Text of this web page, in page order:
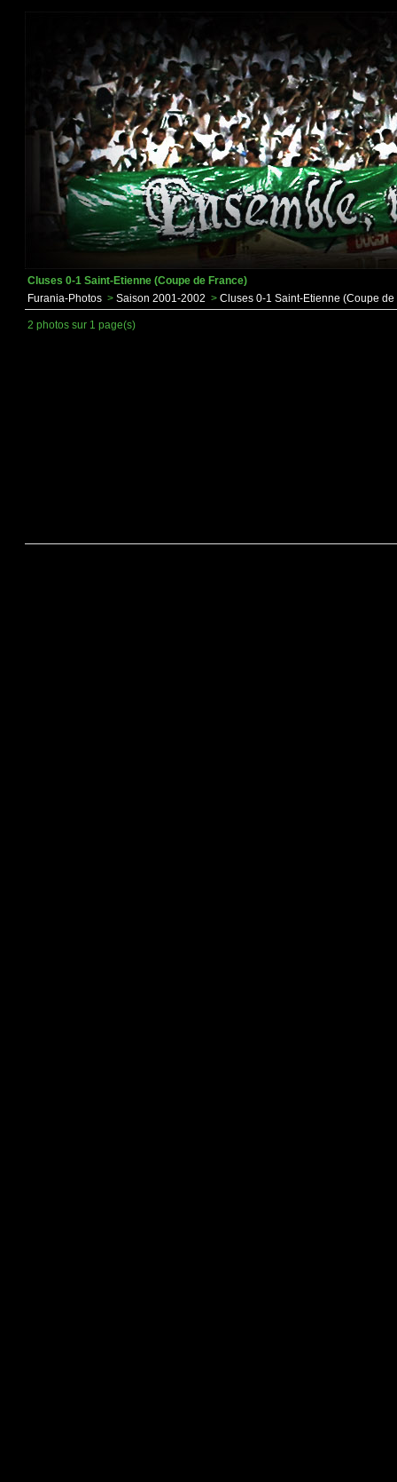
Cluses 0-1 Saint-Etienne (Coupe de France)
Furania-Photos > Saison 2001-2002 > Cluses 0-1 Saint-Etienne (Coupe de
2 photos sur 1 page(s)